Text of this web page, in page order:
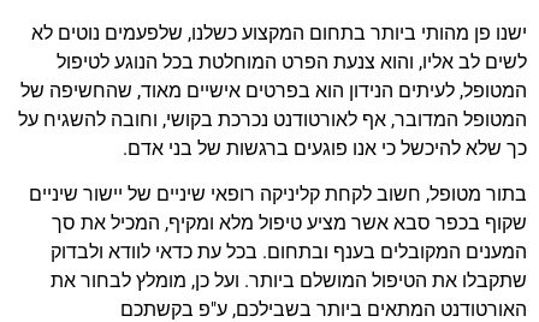
ישנו פן מהותי ביותר בתחום המקצוע כשלנו, שלפעמים נוטים לא
לשים לב אליו, והוא צנעת הפרט המוחלטת בכל הנוגע לטיפול
המטופל, לעיתים הנידון הוא בפרטים אישיים מאוד, שהחשיפה של
המטופל המדובר, אף לאורטודנט נכרכת בקושי, וחובה להשגיח על
כך שלא להיכשל כי אנו פוגעים ברגשות של בני אדם.
בתור מטופל, חשוב לקחת קליניקה רופאי שיניים של יישור שיניים
שקוף בכפר סבא אשר מציע טיפול מלא ומקיף, המכיל את סך
המענים המקובלים בענף ובתחום. בכל עת כדאי לוודא ולבדוק
שתקבלו את הטיפול המושלם ביותר. ועל כן, מומלץ לבחור את
האורטודנט המתאים ביותר בשבילכם, ע"פ בקשתכם